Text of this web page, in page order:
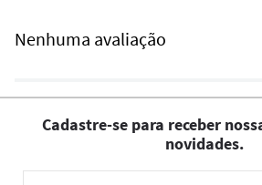
Nenhuma avaliação
Cadastre-se para receber
novidades.